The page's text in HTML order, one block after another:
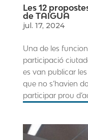
Les 12
de TAIGUA
jul. 17, 2024
Una de les
participació
es van publicar
que no s’havien
participar prou